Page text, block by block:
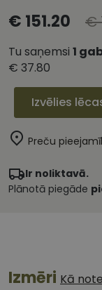
€ 151.20 €
Tu saņemsi 1
€ 37.80
Izvēlies
Preču
Ir noliktavā.
Plānotā piegāde
Izmēri Kā